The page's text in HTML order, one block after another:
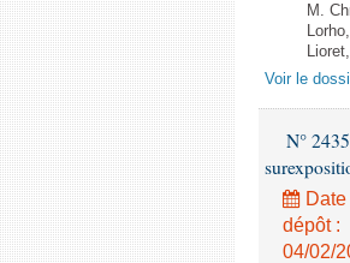
M.
Voir le
N°
dépôt :
04/02/